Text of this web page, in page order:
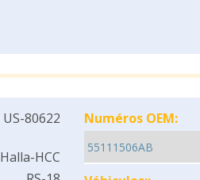
US-80622
Halla-HCC
Numéros OEM: